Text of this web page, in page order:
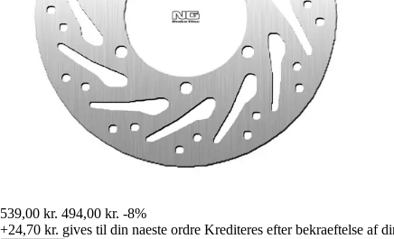
539,00 kr. 494,00 kr. -8%
+24,70 kr. gives til din naeste ordre Krediteres efter bekraeftelse af